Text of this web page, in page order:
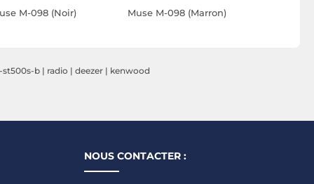
M-098 (Noir) Muse M-098 (Marron)
st500s-b | radio | deezer | kenwood
NOUS CONTACTER :